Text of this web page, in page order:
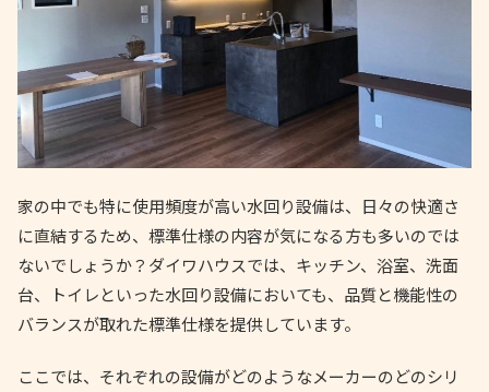
家の中でも特に使用頻度が高い水回り設備は、日々の快適さ
に直結するため、標準仕様の内容が気になる方も多いのでは
ないでしょうか？ダイワハウスでは、キッチン、浴室、洗面
台、トイレといった水回り設備においても、品質と機能性の
バランスが取れた標準仕様を提供しています。
ここでは、それぞれの設備がどのようなメーカーのどのシリ